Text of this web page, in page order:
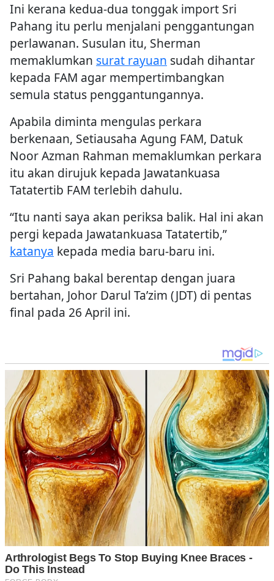
Ini kerana kedua-dua tonggak import Sri
Pahang itu perlu menjalani penggantungan
perlawanan. Susulan itu, Sherman
memaklumkan surat rayuan sudah dihantar
kepada FAM agar mempertimbangkan
semula status penggantungannya.
Apabila diminta mengulas perkara
berkenaan, Setiausaha Agung FAM, Datuk
Noor Azman Rahman memaklumkan perkara
itu akan dirujuk kepada Jawatankuasa
Tatatertib FAM terlebih dahulu.
“Itu nanti saya akan periksa balik. Hal ini akan
pergi kepada Jawatankuasa Tatatertib,”
katanya kepada media baru-baru ini.
Sri Pahang bakal berentap dengan juara
bertahan, Johor Darul Ta’zim (JDT) di pentas
final pada 26 April ini.